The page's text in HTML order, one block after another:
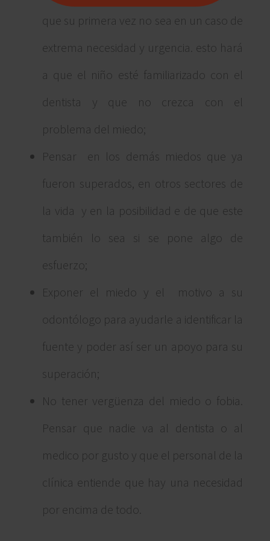
que su primera vez no sea en un caso de
extrema necesidad y urgencia. esto hará
a que el niño esté familiarizado con el
dentista y que no crezca con el
problema del miedo;
Pensar en los demás miedos que ya
fueron superados, en otros sectores de
la vida y en la posibilidad e de que este
también lo sea si se pone algo de
esfuerzo;
Exponer el miedo y el motivo a su
odontólogo para ayudarle a identificar la
fuente y poder así ser un apoyo para su
superación;
No tener vergüenza del miedo o fobia.
Pensar que nadie va al dentista o al
medico por gusto y que el personal de la
clínica entiende que hay una necesidad
por encima de todo.